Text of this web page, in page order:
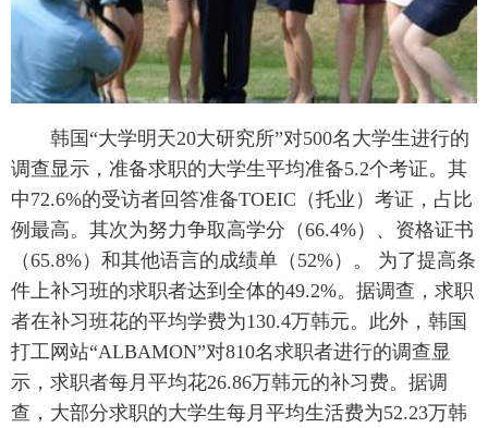
韩国“大学明天20大研究所”对500名大学生进行的
调查显示，准备求职的大学生平均准备5.2个考证。其
中72.6%的受访者回答准备TOEIC（托业）考证，占比
例最高。其次为努力争取高学分（66.4%）、资格证书
（65.8%）和其他语言的成绩单（52%）。 为了提高条
件上补习班的求职者达到全体的49.2%。据调查，求职
者在补习班花的平均学费为130.4万韩元。此外，韩国
打工网站“ALBAMON”对810名求职者进行的调查显
示，求职者每月平均花26.86万韩元的补习费。据调
查，大部分求职的大学生每月平均生活费为52.23万韩